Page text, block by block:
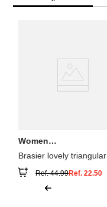
Women
Brasier lovely triangular
Ref.44.99Ref.22.50